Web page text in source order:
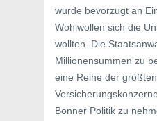
wurde bevorzugt an
Wohlwollen sich die
wollten. Die
Millionensummen zu
eine Reihe der größten
Bonner Politik zu